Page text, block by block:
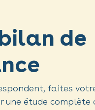
de
faites
une étude complète